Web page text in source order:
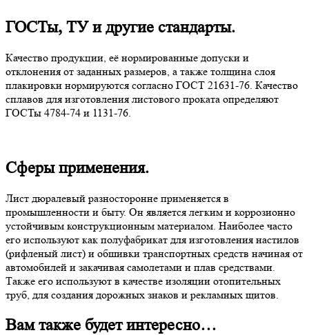
ГОСТы, ТУ и другие стандарты.
Качество продукции, её нормированные допуски и
отклонения от заданных размеров, а также толщина слоя
плакировки нормируются согласно ГОСТ 21631-76. Качество
сплавов для изготовления листового проката определяют
ГОСТы 4784-74 и 1131-76.
Сферы применения.
Лист дюралевый разносторонне применяется в
промышленности и быту. Он является легким и коррозионно
устойчивым конструкционным материалом. Наиболее часто
его используют как полуфабрикат для изготовления настилов
(рифленый лист) и обшивки транспортных средств начиная от
автомобилей и закачивая самолетами и плав средствами.
Также его используют в качестве изоляции отопительных
труб, для создания дорожных знаков и рекламных щитов.
Вам также будет интересно…